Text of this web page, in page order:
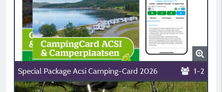
Special Package Acsi Camping-Card 2026 1-2